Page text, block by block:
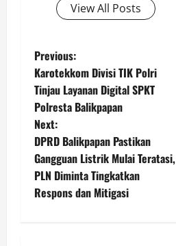
View All Posts
P
o
s
t
n
a
Previous:
Karotekkom Divisi TIK Polri
Tinjau Layanan Digital SPKT
Polresta Balikpapan
Next:
DPRD Balikpapan Pastikan
Gangguan Listrik Mulai Teratasi,
PLN Diminta Tingkatkan
Respons dan Mitigasi